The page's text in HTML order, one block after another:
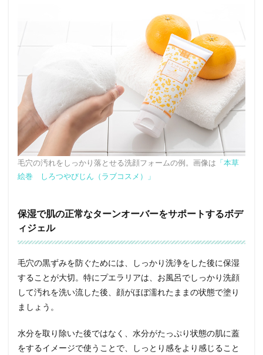
毛穴の汚れをしっかり落とせる洗顔フォームの例。画像は 「本草
絵巻 しろつやびじん（ラブコスメ）」
保湿で肌の正常なターンオーバーをサポートするボデ
ィジェル
毛穴の黒ずみを防ぐためには、しっかり洗浄をした後に保湿
することが大切。特にプエラリアは、お風呂でしっかり洗顔
して汚れを洗い流した後、顔がほぼ濡れたままの状態で塗り
ましょう。
水分を取り除いた後ではなく、水分がたっぷり状態の肌に蓋
をするイメージで使うことで、しっとり感をより感じること